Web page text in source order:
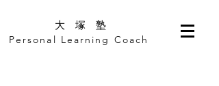
​大 塚 塾
Personal Learning Coach